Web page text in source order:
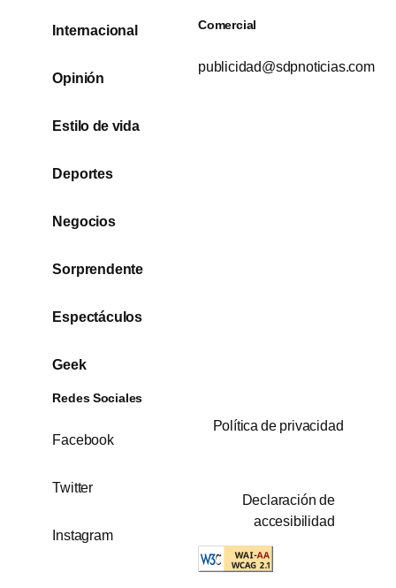
Internacional
Opinión
Estilo de vida
Deportes
Negocios
Sorprendente
Espectáculos
Geek
Comercial
publicidad@sdpnoticias.com
Redes Sociales
Facebook
Twitter
Instagram
Política de privacidad
Declaración de
accesibilidad